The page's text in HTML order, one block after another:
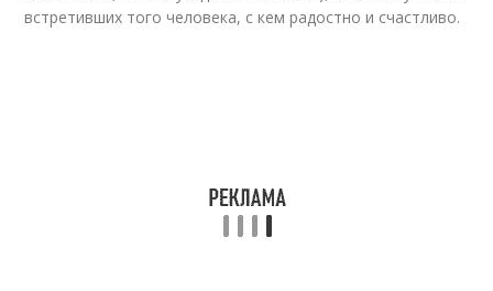
встретивших того человека, с кем радостно и счастливо.